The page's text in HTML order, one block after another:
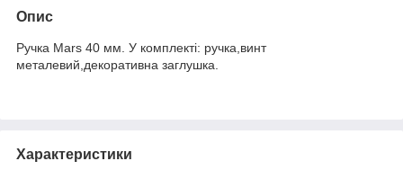
Опис
Ручка Mars 40 мм. У комплекті: ручка,винт
металевий,декоративна заглушка.
Характеристики